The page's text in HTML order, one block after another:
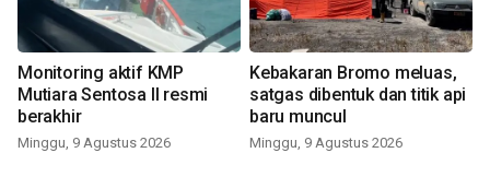
Monitoring aktif KMP
Mutiara Sentosa II resmi
berakhir
Minggu, 9 Agustus 2026
Kebakaran Bromo meluas,
satgas dibentuk dan titik api
baru muncul
Minggu, 9 Agustus 2026